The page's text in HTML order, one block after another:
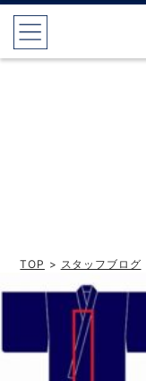
TOP > スタッフブログ